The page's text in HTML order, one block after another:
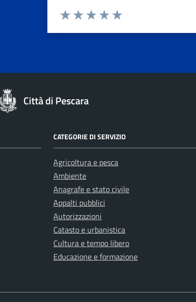
Città di Pescara
CATEGORIE DI SERVIZIO
Agricoltura e pesca
Ambiente
Anagrafe e stato civile
Appalti pubblici
Autorizzazioni
Catasto e urbanistica
Cultura e tempo libero
Educazione e formazione